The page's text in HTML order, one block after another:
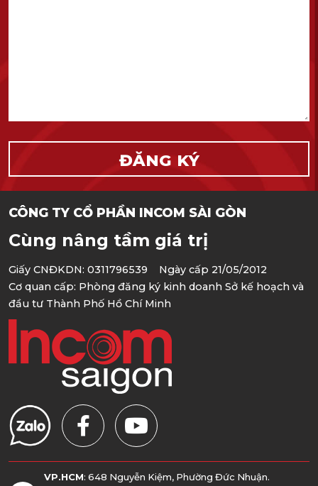
CÔNG TY CỔ PHẦN INCOM SÀI GÒN
Cùng nâng tầm giá trị
Giấy CNĐKDN: 0311796539 Ngày cấp 21/05/2012
Cơ quan cấp: Phòng đăng ký kinh doanh Sở kế hoạch và
đầu tư Thành Phố Hồ Chí Minh
VP.HCM: 648 Nguyễn Kiệm, Phường Đức Nhuận.